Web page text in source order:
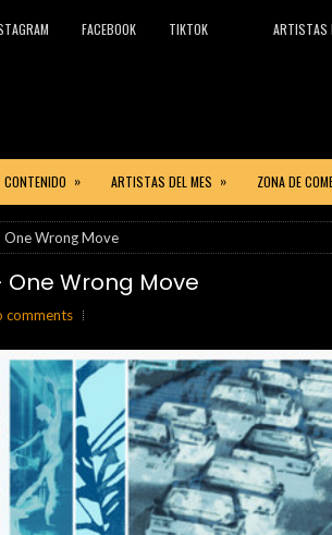
FACEBOOK TIKTOK ARTISTAS
CONTENIDO » ARTISTAS DEL MES » ZONA DE
One Wrong Move
One Wrong Move
comments